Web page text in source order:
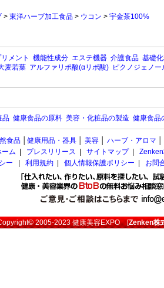
> 東洋ハーブ加工食品 > ウコン > 宇金茶100%
メント 機能性成分 エステ機器 介護食品 基礎
麦若葉 アルファリポ酸(αリポ酸) ピクノジェノー
品 健康食品の原料 美容・化粧品の製造 健康食品
食品 健康用品・器具 美容 ハーブ・アロマ
ーム
プレスリリース サイトマップ|
ー
利用規約 個人情報保護ポリシー お問
2005-2023健康美容EXPO[Zenken株